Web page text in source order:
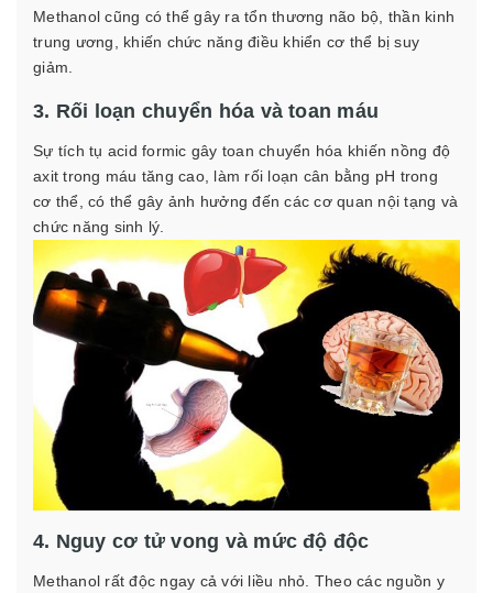
Methanol cũng có thể gây ra tổn thương não bộ, thần kinh
trung ương, khiến chức năng điều khiển cơ thể bị suy
giảm.
3. Rối loạn chuyển hóa và toan máu
Sự tích tụ acid formic gây toan chuyển hóa khiến nồng độ
axit trong máu tăng cao, làm rối loạn cân bằng pH trong
cơ thể, có thể gây ảnh hưởng đến các cơ quan nội tạng và
chức năng sinh lý.
4. Nguy cơ tử vong và mức độ độc
Methanol rất độc ngay cả với liều nhỏ. Theo các nguồn y